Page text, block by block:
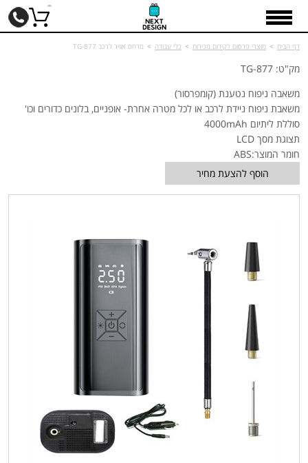
דף הבית > מוצרי פרסום לקידום מכירות > כלי עבודה > מדחס אוויר לרכב TG-877
מק"ט: TG-877
משאבה ניפוח נטענת (קומפרסור)
משאבת ניפוח ניידת לרכב או לכל מטרה אחרת- אופניים, בלונים כדורים וכו'
סוללת ליתיום 4000mAh
תצוגת מסך LCD
חומר המוצר:ABS
הוסף להצעת מחיר